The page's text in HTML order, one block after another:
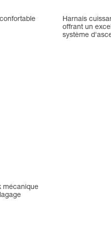
Harnais
offrant un
système
mécanique